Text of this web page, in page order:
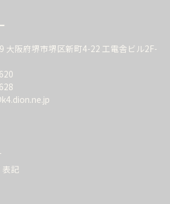
大阪府堺市堺区新町4-22 工電舎ビル2F-
記